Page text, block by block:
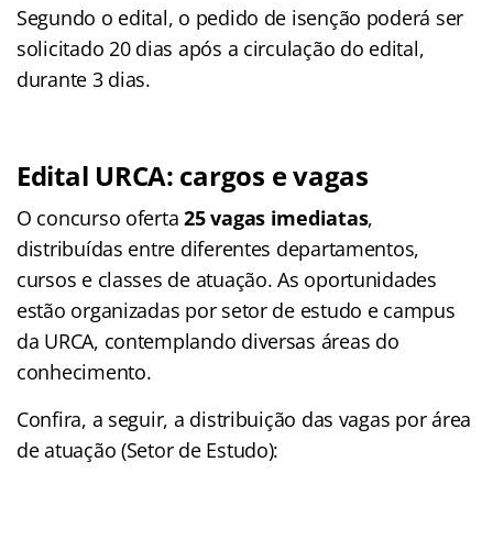
Segundo o edital, o pedido de isenção poderá ser
solicitado 20 dias após a circulação do edital,
durante 3 dias.
Edital URCA: cargos e vagas
O concurso oferta25 vagas imediatas,
distribuídas entre diferentes departamentos,
cursos e classes de atuação. As oportunidades
estão organizadas por setor de estudo e campus
da URCA, contemplando diversas áreas do
conhecimento.
Confira, a seguir, a distribuição das vagas por área
de atuação (Setor de Estudo):